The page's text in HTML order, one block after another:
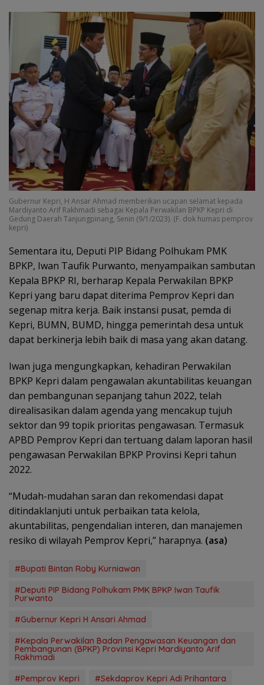
Gubernur Kepri, H Ansar Ahmad memberikan ucapan selamat kepada
Mardiyanto Arif Rakhmadi sebagai Kepala Perwakilan BPKP Kepri di
Gedung Daerah Tanjungpinang, Senin (9/1/2023). (F. dok humas pemprov
kepri)
Sementara itu, Deputi PIP Bidang Polhukam PMK
BPKP, Iwan Taufik Purwanto, menyampaikan sambutan
Kepala BPKP RI, berharap Kepala Perwakilan BPKP
Kepri yang baru dapat diterima Pemprov Kepri dan
segenap mitra kerja. Baik instansi pusat, pemda di
Kepri, BUMN, BUMD, hingga pemerintah desa untuk
dapat berkinerja lebih baik di masa yang akan datang.
Iwan juga mengungkapkan, kehadiran Perwakilan
BPKP Kepri dalam pengawalan akuntabilitas keuangan
dan pembangunan sepanjang tahun 2022, telah
direalisasikan dalam agenda yang mencakup tujuh
sektor dan 99 topik prioritas pengawasan. Termasuk
APBD Pemprov Kepri dan tertuang dalam laporan hasil
pengawasan Perwakilan BPKP Provinsi Kepri tahun
2022.
“Mudah-mudahan saran dan rekomendasi dapat
ditindaklanjuti untuk perbaikan tata kelola,
akuntabilitas, pengendalian interen, dan manajemen
resiko di wilayah Pemprov Kepri,” harapnya. (asa)
#Bupati Bintan Roby Kurniawan
#Deputi PIP Bidang Polhukam PMK BPKP Iwan Taufik
Purwanto
#Gubernur Kepri H Ansari Ahmad
#Kepala Perwakilan Badan Pengawasan Keuangan dan
Pembangunan (BPKP) Provinsi Kepri Mardiyanto Arif
Rakhmadi
#Pemprov Kepri
#Sekdaprov Kepri Adi Prihantara